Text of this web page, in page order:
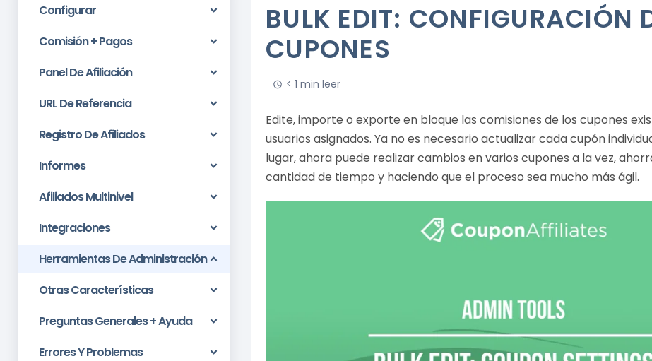
Configurar
Comisión + Pagos
Panel De Afiliación
URL De Referencia
Registro De Afiliados
Informes
Afiliados Multinivel
Integraciones
Herramientas De Administración
Otras Características
Preguntas Generales + Ayuda
Errores Y Problemas
BULK EDIT: CONFIGURACIÓN
CUPONES
< 1 min leer
Edite, importe o exporte en bloque las comisiones de los cupones
usuarios asignados. Ya no es necesario actualizar cada cupón
lugar, ahora puede realizar cambios en varios cupones a la vez,
cantidad de tiempo y haciendo que el proceso sea mucho más ágil.